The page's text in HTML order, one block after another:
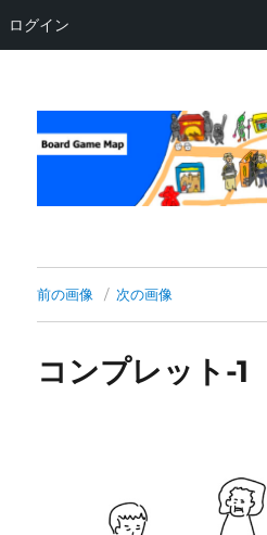
ログイン
Board Game Map
前の画像 次の画像
コンプレット-1